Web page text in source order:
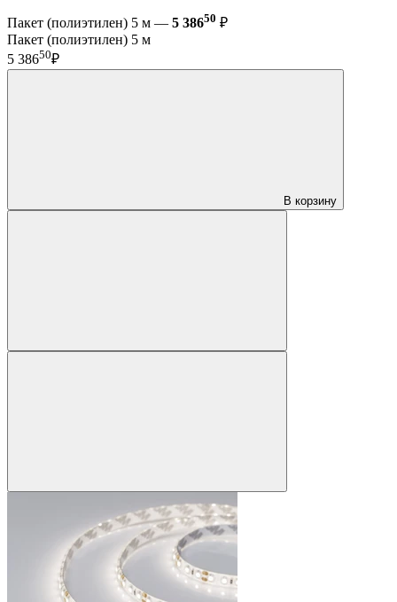
Пакет (полиэтилен) 5 м — 5 38650 ₽
Пакет (полиэтилен) 5 м
5 38650₽
В корзину